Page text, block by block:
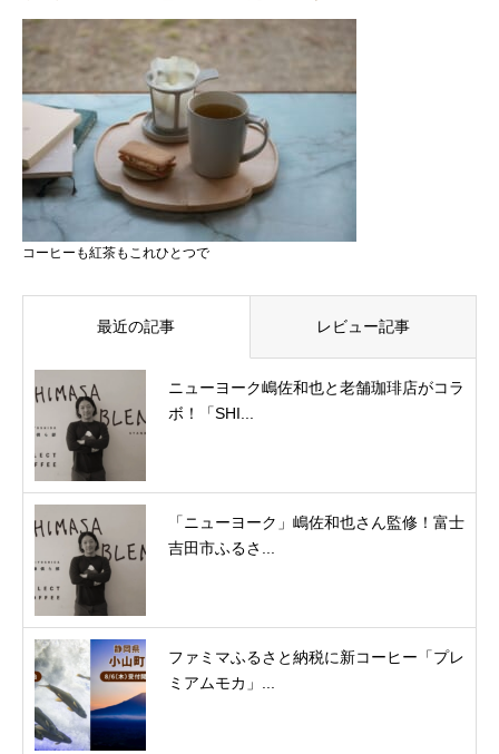
コーヒーも紅茶もこれひとつで
最近の記事 レビュー記事
ニューヨーク嶋佐和也と老舗珈琲店がコラ
ボ！「SHI...
「ニューヨーク」嶋佐和也さん監修！富士
吉田市ふるさ...
ファミマふるさと納税に新コーヒー「プレ
ミアムモカ」...